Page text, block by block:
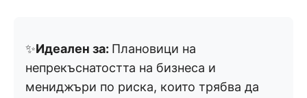
✨Идеален за: Плановици на
непрекъснатостта на бизнеса и
мениджъри по риска, които трябва да